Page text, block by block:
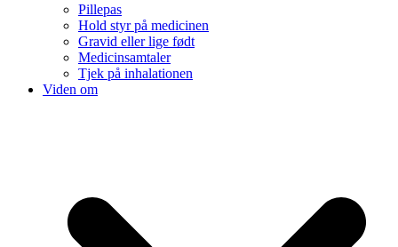
Pillepas
Hold styr på medicinen
Gravid eller lige født
Medicinsamtaler
Tjek på inhalationen
Viden om